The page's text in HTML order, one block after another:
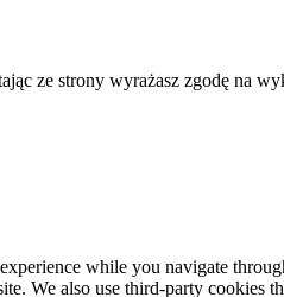
ze strony wyrażasz zgodę na
while you navigate
We also use third-party cookies